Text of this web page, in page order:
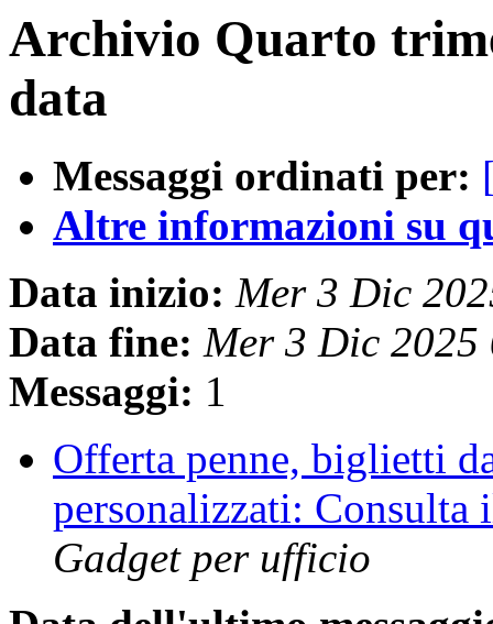
Archivio Quarto
data
Messaggi ordinati per:
Altre informazioni su
Data inizio: Mer 3 Dic
Data fine: Mer 3 Dic
Messaggi: 1
Offerta penne, biglietti
personalizzati:
Gadget per ufficio